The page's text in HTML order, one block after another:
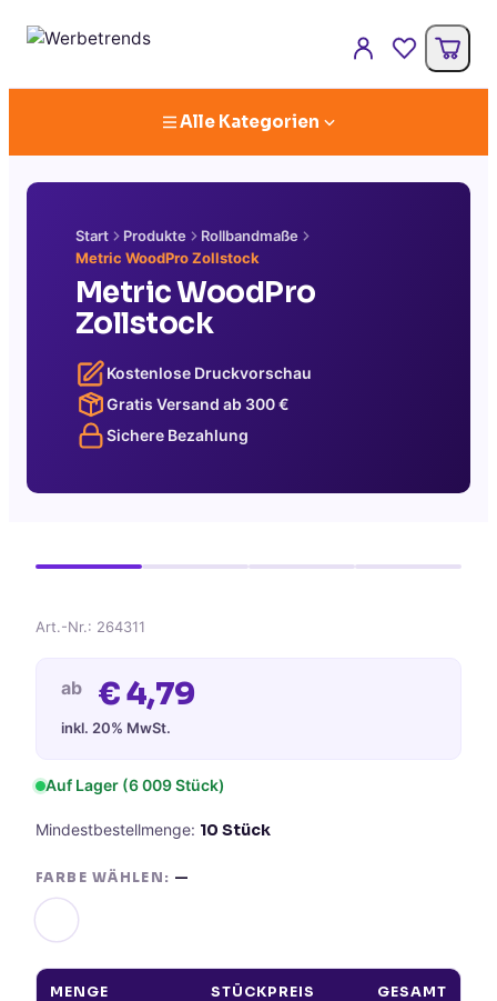
Alle Kategorien
Start Produkte
Rollbandmaße
Metric WoodPro Zollstock
Metric WoodPro
Zollstock
Kostenlose Druckvorschau
Gratis Versand ab 300€
Sichere Bezahlung
Art.-Nr.: 264311
ab €4,79
inkl. 20% MwSt.
Auf Lager (6 009Stück)
Mindestbestellmenge: 10 Stück
FARBE WÄHLEN: —
MENGE STÜCKPREIS GESAMT